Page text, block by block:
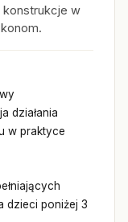
w
działania
w praktyce
dzieci poniżej 3